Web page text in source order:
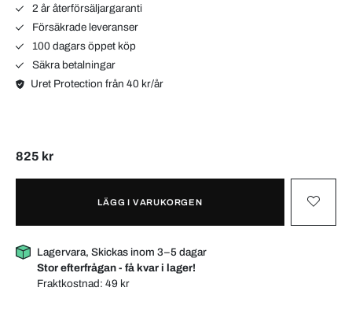
2 år återförsäljargaranti
Försäkrade leveranser
100 dagars öppet köp
Säkra betalningar
Uret Protection från 40 kr/år
825 kr
LÄGG I VARUKORGEN
Lagervara, Skickas inom 3–5 dagar
Stor efterfrågan - få kvar i lager!
Fraktkostnad:49 kr